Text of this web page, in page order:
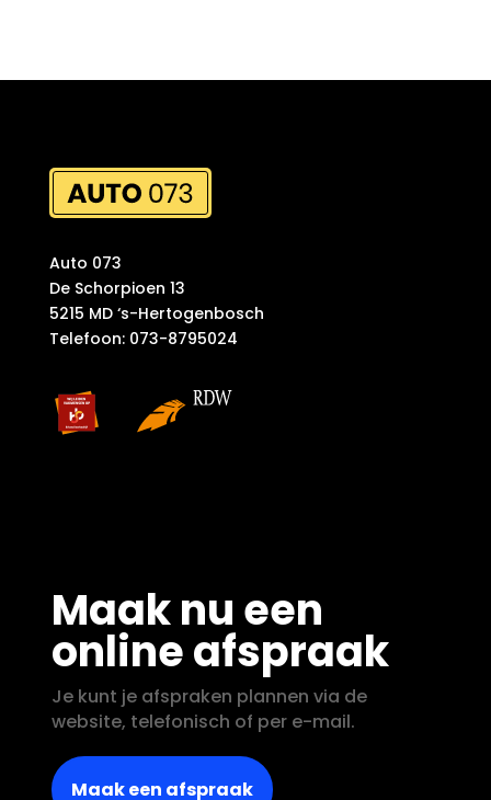
Auto 073
De Schorpioen 13
5215 MD ‘s-Hertogenbosch
Telefoon: 073-8795024
Maak nu een
online afspraak
Je kunt je afspraken plannen via de
website, telefonisch of per e-mail.
Maak een afspraak